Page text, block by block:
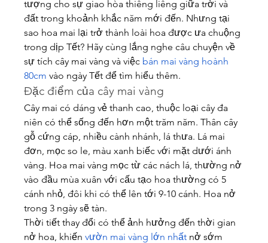
tượng cho sự giao hòa thiêng liêng giữa trời và
đất trong khoảnh khắc năm mới đến. Nhưng tại
sao hoa mai lại trở thành loài hoa được ưa chuộng
trong dịp Tết? Hãy cùng lắng nghe câu chuyện về
sự tích cây mai vàng và việc bán mai vàng hoành
80cm vào ngày Tết để tìm hiểu thêm.
Đặc điểm của cây mai vàng
Cây mai có dáng vẻ thanh cao, thuộc loại cây đa
niên có thể sống đến hơn một trăm năm. Thân cây
gỗ cứng cáp, nhiều cành nhánh, lá thưa. Lá mai
đơn, mọc so le, màu xanh biếc với mặt dưới ánh
vàng. Hoa mai vàng mọc từ các nách lá, thường nở
vào đầu mùa xuân với cấu tạo hoa thường có 5
cánh nhỏ, đôi khi có thể lên tới 9-10 cánh. Hoa nở
trong 3 ngày sẽ tàn.
Thời tiết thay đổi có thể ảnh hưởng đến thời gian
nở hoa, khiến vườn mai vàng lớn nhất nở sớm